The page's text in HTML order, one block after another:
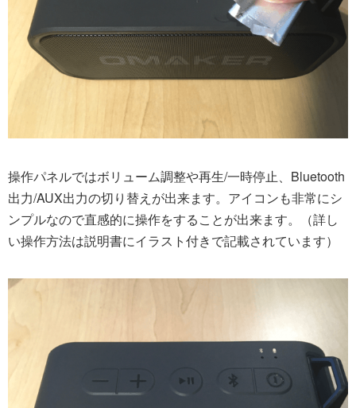
操作パネルではボリューム調整や再生/一時停止、Bluetooth
出力/AUX出力の切り替えが出来ます。アイコンも非常にシ
ンプルなので直感的に操作をすることが出来ます。（詳し
い操作方法は説明書にイラスト付きで記載されています）